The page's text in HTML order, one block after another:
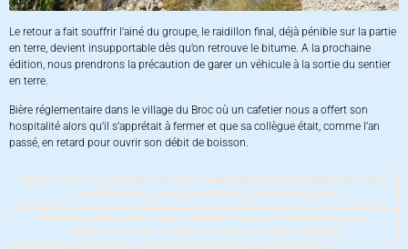
Le retour a fait souffrir l’ainé du groupe, le raidillon final, déjà pénible sur la partie
en terre, devient insupportable dès qu’on retrouve le bitume. A la prochaine
édition, nous prendrons la précaution de garer un véhicule à la sortie du sentier
en terre.
Bière réglementaire dans le village du Broc où un cafetier nous a offert son
hospitalité alors qu’il s’apprétait à fermer et que sa collègue était, comme l’an
passé, en retard pour ouvrir son débit de boisson.
randonneurs nus, escursionisti nudi, naked hikers, excursionistas desnudos,
caminhantes nus, nackte wanderer, naakte wandelaars
Randonue, escurisione nuda, naked hiking, excursionismo desnudo,
caminhada nuda, nackte wanderung, naakte wandelen,